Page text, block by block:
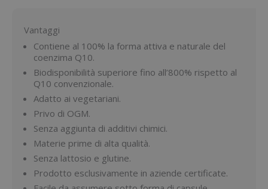
Vantaggi
Contiene al 100% la forma attiva e naturale del
coenzima Q10.
Biodisponibilità superiore fino all’800% rispetto al
Q10 convenzionale.
Adatto ai vegetariani.
Privo di OGM.
Senza aggiunta di additivi chimici.
Materie prime di alta qualità.
Senza lattosio e glutine.
Prodotto esclusivamente in aziende certificate.